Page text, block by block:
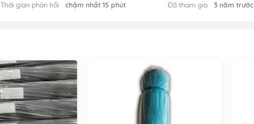
Thời gian phản hồi
chậm nhất 15 phút
Đã tham gia
3 năm trước